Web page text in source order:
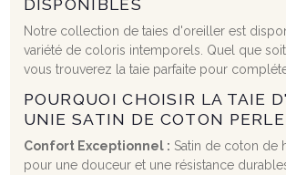
DISPONIBLES
Notre collection de taies d'oreiller est
variété de coloris intemporels. Quel que
vous trouverez la taie parfaite pour
POURQUOI CHOISIR LA TAIE
UNIE SATIN DE COTON PERLE
Confort Exceptionnel : Satin de coton de
pour une douceur et une résistance